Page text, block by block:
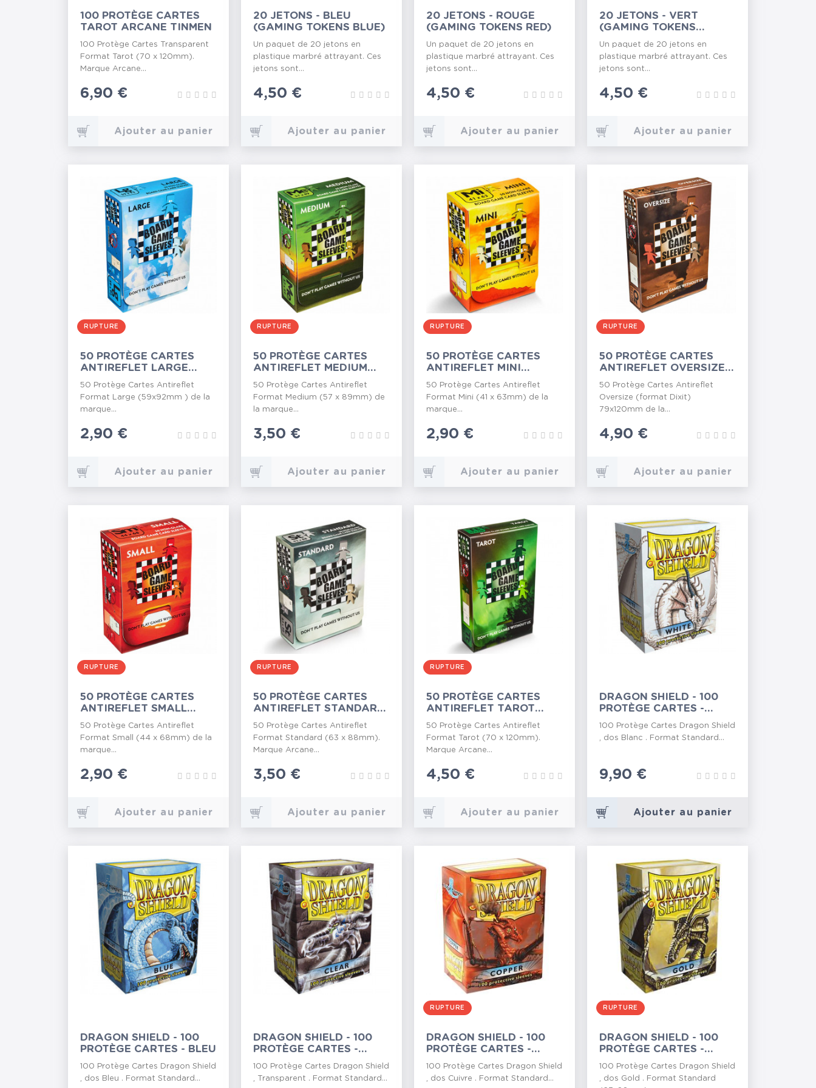
100 PROTÈGE CARTES
TAROT ARCANE TINMEN
100 Protège Cartes Transparent
Format Tarot (70 x 120mm).
Marque Arcane...
Prix
6,90 €
Ajouter au panier
20 JETONS - BLEU
(GAMING TOKENS BLUE)
Un paquet de 20 jetons en
plastique marbré attrayant. Ces
jetons sont...
Prix
4,50 €
Ajouter au panier
20 JETONS - ROUGE
(GAMING TOKENS RED)
Un paquet de 20 jetons en
plastique marbré attrayant. Ces
jetons sont...
Prix
4,50 €
Ajouter au panier
20 JETONS - VERT
(GAMING TOKENS
Un paquet de 20 jetons en
plastique marbré attrayant. Ces
jetons sont...
Prix
4,50 €
Ajouter au panier
RUPTURE
50 PROTÈGE CARTES
ANTIREFLET LARGE
59X92MM
50 Protège Cartes Antireflet
Format Large (59x92mm ) de la
marque...
Prix
2,90 €
Ajouter au panier
RUPTURE
50 PROTÈGE CARTES
ANTIREFLET MEDIUM
57X89MM
50 Protège Cartes Antireflet
Format Medium (57 x 89mm) de
la marque...
Prix
3,50 €
Ajouter au panier
RUPTURE
50 PROTÈGE CARTES
ANTIREFLET MINI
41X63MM
50 Protège Cartes Antireflet
Format Mini (41 x 63mm) de la
marque...
Prix
2,90 €
Ajouter au panier
RUPTURE
50 PROTÈGE CARTES
ANTIREFLET OVERSIZE
79X120MM
50 Protège Cartes Antireflet
Oversize (format Dixit)
79x120mm de la...
Prix
4,90 €
Ajouter au panier
RUPTURE
50 PROTÈGE CARTES
ANTIREFLET SMALL
44X68MM
50 Protège Cartes Antireflet
Format Small (44 x 68mm) de la
marque...
Prix
2,90 €
Ajouter au panier
RUPTURE
50 PROTÈGE CARTES
ANTIREFLET STANDARD
63X88MM
50 Protège Cartes Antireflet
Format Standard (63 x 88mm).
Marque Arcane...
Prix
3,50 €
Ajouter au panier
RUPTURE
50 PROTÈGE CARTES
ANTIREFLET TAROT
70X120MM
50 Protège Cartes Antireflet
Format Tarot (70 x 120mm).
Marque Arcane...
Prix
4,50 €
Ajouter au panier
DRAGON SHIELD - 100
PROTÈGE CARTES -
BLANC
100 Protège Cartes Dragon Shield
, dos Blanc . Format Standard...
Prix
9,90 €
Ajouter au panier
DRAGON SHIELD - 100
PROTÈGE CARTES - BLEU
100 Protège Cartes Dragon Shield
, dos Bleu . Format Standard...
DRAGON SHIELD - 100
PROTÈGE CARTES -
CLEAR
100 Protège Cartes Dragon Shield
, Transparent . Format Standard...
RUPTURE
DRAGON SHIELD - 100
PROTÈGE CARTES -
COPPER
100 Protège Cartes Dragon Shield
, dos Cuivre . Format Standard...
RUPTURE
DRAGON SHIELD - 100
PROTÈGE CARTES -
100 Protège Cartes Dragon Shield
, dos Gold . Format Standard